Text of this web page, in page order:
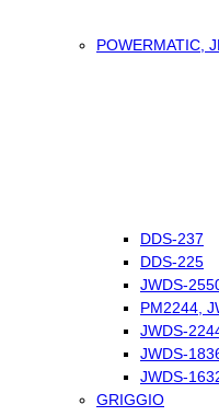
POWERMATIC,
DDS-237
DDS-225
JWDS-
PM2244,
JWDS-
JWDS-
JWDS-
GRIGGIO